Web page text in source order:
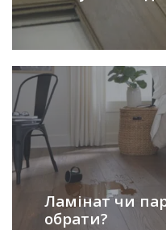
Ламінат чи
обрати?